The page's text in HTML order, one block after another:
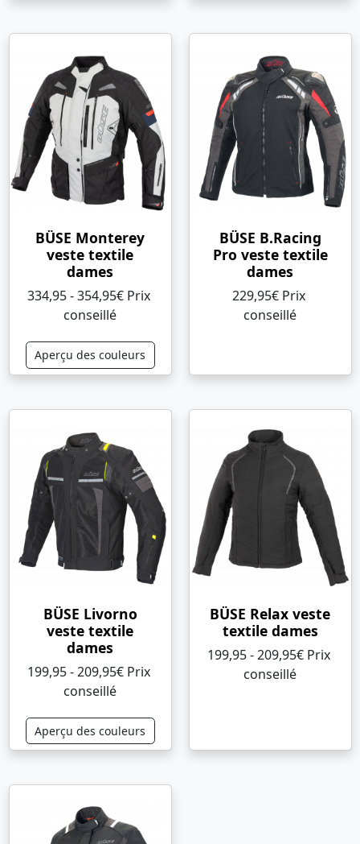
BÜSE Monterey
veste textile
dames
334,95 - 354,95€ Prix ​​
conseillé
Aperçu des couleurs
BÜSE B.Racing
Pro veste textile
dames
229,95€ Prix ​​
conseillé
BÜSE Livorno
veste textile
dames
199,95 - 209,95€ Prix ​​
conseillé
Aperçu des couleurs
BÜSE Relax veste
textile dames
199,95 - 209,95€ Prix ​​
conseillé